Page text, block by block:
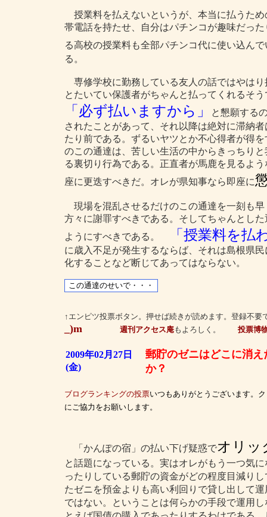
授業料を払えないというが、本当に払うた
帯電話を持たせ、自分はパチンコが趣味だっ
る高校の授業料も全部パチンコ代に使い込ん
る。
専修学校に勤務している友人の話ではやは
とたいてい保護者がちゃんと払ってくれるそ
「必ず払いますから」
と懇願する
されたことがあって、それ以降は絶対に滞納
たり前である。ずるいヤツとか不心得者が得
のこの通達は、苦しい生活の中からきっちり
る裏切り行為である。正直者が馬鹿を見るよ
座に更迭すべきだ。オレが県知事なら即座に
現場を混乱させるだけのこの通達を一刻も
方々に謝罪すべきである。そしてちゃんとし
ようにすべきである。
「授業料を払
に歳入不足が発生するならば、それは島根県
化することなど断じてあってはならない。
↑エンピツ投票ボタン。押せば続きが読めます。登録不要
_)m 週刊アクセス庵もよろしく。 投票博
2009年02月27日
(金)
郵貯のゼニはどこに消え
か？
ブログランキングの投票いつもありがとうございます。
にご協力をお願いします。
「かんぽの宿」の払い下げ疑惑でオリッ
と話題になっている。実はオレがもう一つ気
ったりしている郵貯の資金がどの程度目減り
たゼニを預金よりも高い利回りで貸し出して
ではない。ということは何らかの手段で運用